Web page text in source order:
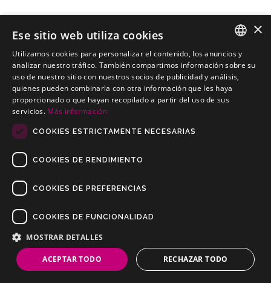
HYUNDAI Trajet Monovolumen
Kits electricos económicos para HYUNDAI Trajet Monovolumen
Copyrights © 2019 Todos los Derechos Reservados Dilusur, S.L.
Condiciones de Venta /
Política de Privacidad
/Política de Cookies
SPANISH
PORTUGUESE
×
Ese sitio web utiliza cookies
Utilizamos cookies para personalizar el contenido, los anuncios y
analizar nuestro tráfico. También compartimos información sobre su
uso de nuestro sitio con nuestros socios de publicidad y análisis,
quienes pueden combinarla con otra información que les haya
proporcionado o que hayan recopilado a partir del uso de sus
servicios. Más información
COOKIES ESTRICTAMENTE NECESARIAS
COOKIES DE RENDIMIENTO
COOKIES DE PREFERENCIAS
COOKIES DE FUNCIONALIDAD
MOSTRAR DETALLES
ACEPTAR TODO RECHAZAR TODO